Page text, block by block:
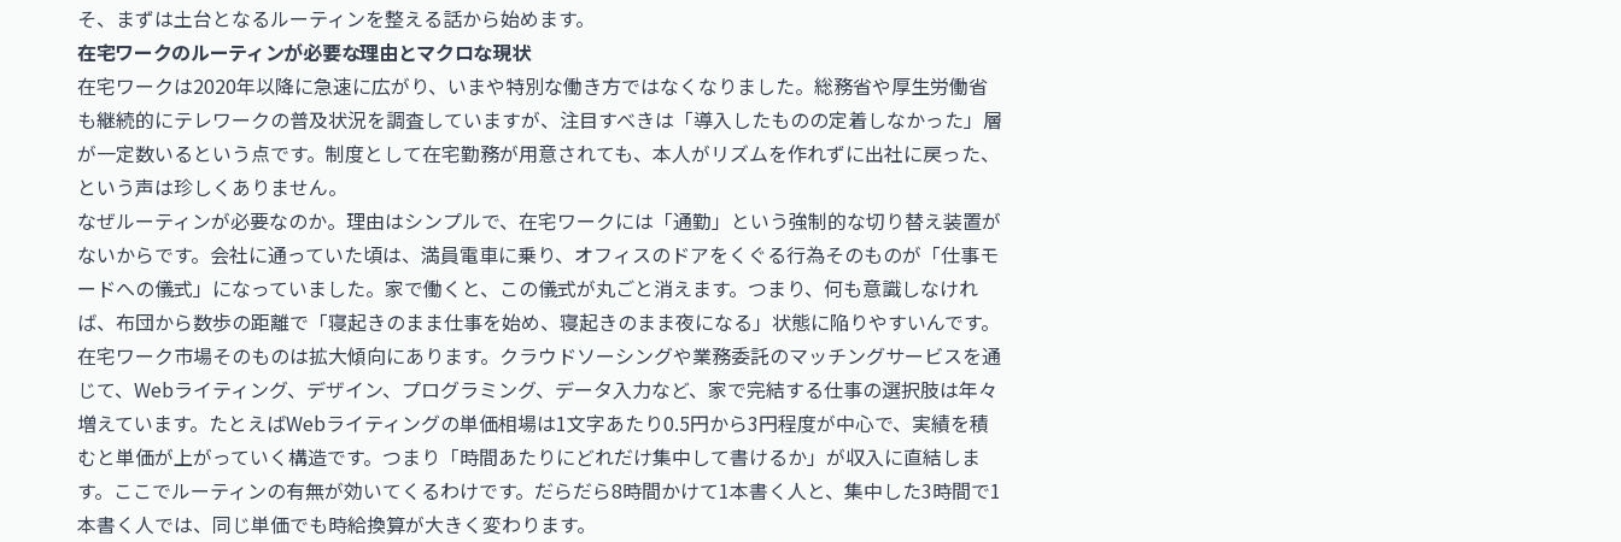
そ、まずは土台となるルーティンを整える話から始めます。
在宅ワークのルーティンが必要な理由とマクロな現状
在宅ワークは2020年以降に急速に広がり、いまや特別な働き方ではなくなりました。総務省や厚生労働省
も継続的にテレワークの普及状況を調査していますが、注目すべきは「導入したものの定着しなかった」層
が一定数いるという点です。制度として在宅勤務が用意されても、本人がリズムを作れずに出社に戻った、
という声は珍しくありません。
なぜルーティンが必要なのか。理由はシンプルで、在宅ワークには「通勤」という強制的な切り替え装置が
ないからです。会社に通っていた頃は、満員電車に乗り、オフィスのドアをくぐる行為そのものが「仕事モ
ードへの儀式」になっていました。家で働くと、この儀式が丸ごと消えます。つまり、何も意識しなけれ
ば、布団から数歩の距離で「寝起きのまま仕事を始め、寝起きのまま夜になる」状態に陥りやすいんです。
在宅ワーク市場そのものは拡大傾向にあります。クラウドソーシングや業務委託のマッチングサービスを通
じて、Webライティング、デザイン、プログラミング、データ入力など、家で完結する仕事の選択肢は年々
増えています。たとえばWebライティングの単価相場は1文字あたり0.5円から3円程度が中心で、実績を積
むと単価が上がっていく構造です。つまり「時間あたりにどれだけ集中して書けるか」が収入に直結しま
す。ここでルーティンの有無が効いてくるわけです。だらだら8時間かけて1本書く人と、集中した3時間で1
本書く人では、同じ単価でも時給換算が大きく変わります。